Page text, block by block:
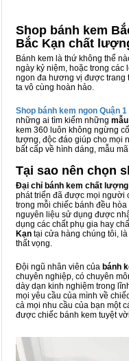
Shop bánh kem
Bắc Kạn chất
Bánh kem là thứ không thể
ngày kỷ niệm, hoặc trong
ngon đa hương vị được trang
ta vô cùng hoàn hảo.
Shop bánh kem ngon Quận 1
những ai tìm kiếm những
kem 360 luôn không ngừng
tượng, độc đáo giúp cho mọi
bất cấp về hình dáng, mẫu
Tại sao nên chọn
Đại chỉ bánh kem chất
phát triển đã được mọi người
trong mỗi chiếc bánh đều
nguyên liệu sử dụng được
dụng các chất phụ gia hay
Kạn tại cửa hàng chúng tôi,
thất vọng.
Đội ngũ nhân viên của bánh
chuyên nghiệp, có chuyên
dày dạn kinh nghiệm trong
mọi yêu cầu của mình về
cả mọi nhu cầu của bạn một
được chiếc bánh kem tuyệt